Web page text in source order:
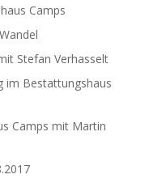
Camps
Stefan Verhasselt
im Bestattungshaus
Camps mit Martin